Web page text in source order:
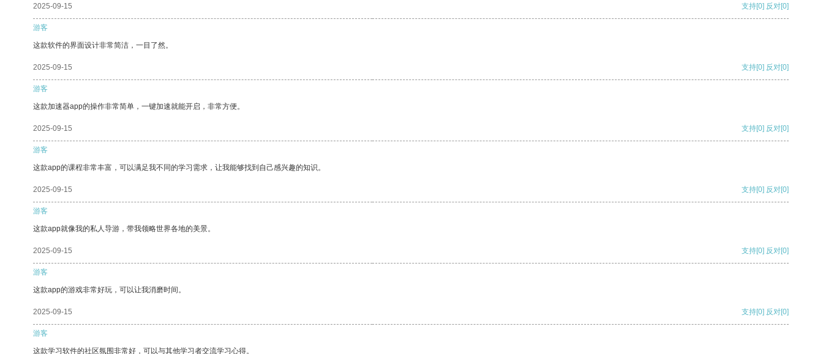
2025-09-15 支持[0] 反对[0]
游客
这款软件的界面设计非常简洁，一目了然。
2025-09-15 支持[0] 反对[0]
游客
这款加速器app的操作非常简单，一键加速就能开启，非常方便。
2025-09-15 支持[0] 反对[0]
游客
这款app的课程非常丰富，可以满足我不同的学习需求，让我能够找到自己感兴趣的知识。
2025-09-15 支持[0] 反对[0]
游客
这款app就像我的私人导游，带我领略世界各地的美景。
2025-09-15 支持[0] 反对[0]
游客
这款app的游戏非常好玩，可以让我消磨时间。
2025-09-15 支持[0] 反对[0]
游客
这款学习软件的社区氛围非常好，可以与其他学习者交流学习心得。